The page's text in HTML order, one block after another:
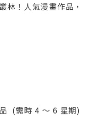
林！人氣漫畫作品，
(需時 4 ～ 6 星期)